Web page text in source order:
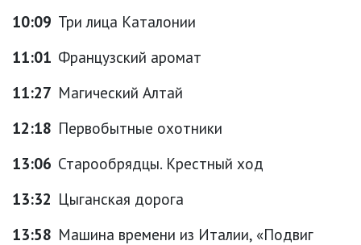
10:09 Три лица Каталонии
11:01 Французский аромат
11:27 Магический Алтай
12:18 Первобытные охотники
13:06 Старообрядцы. Крестный ход
13:32 Цыганская дорога
13:58 Машина времени из Италии, «Подвиг